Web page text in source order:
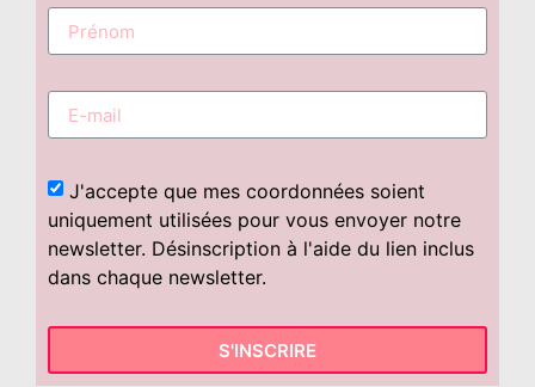
J'accepte que mes coordonnées soient
uniquement utilisées pour vous envoyer notre
newsletter. Désinscription à l'aide du lien inclus
dans chaque newsletter.
S'INSCRIRE